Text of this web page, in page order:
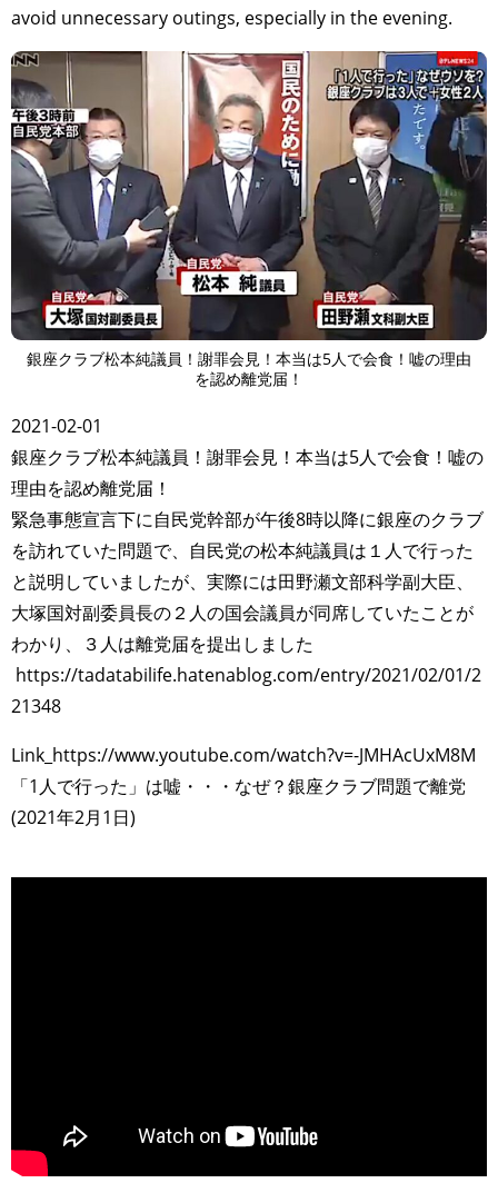
avoid unnecessary outings, especially in the evening.
銀座クラブ松本純議員！謝罪会見！本当は5人で会食！嘘の理由
を認め離党届！
2021-02-01
銀座クラブ松本純議員！謝罪会見！本当は5人で会食！嘘の
理由を認め離党届！
緊急事態宣言下に自民党幹部が午後8時以降に銀座のクラブ
を訪れていた問題で、自民党の松本純議員は１人で行った
と説明していましたが、実際には田野瀬文部科学副大臣、
大塚国対副委員長の２人の国会議員が同席していたことが
わかり、３人は離党届を提出しました
https://tadatabilife.hatenablog.com/entry/2021/02/01/2
21348
Link_https://www.youtube.com/watch?v=-JMHAcUxM8M
「1人で行った」は嘘・・・なぜ？銀座クラブ問題で離党
(2021年2月1日)